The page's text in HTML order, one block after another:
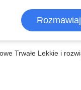
Trwałe Lekkie i